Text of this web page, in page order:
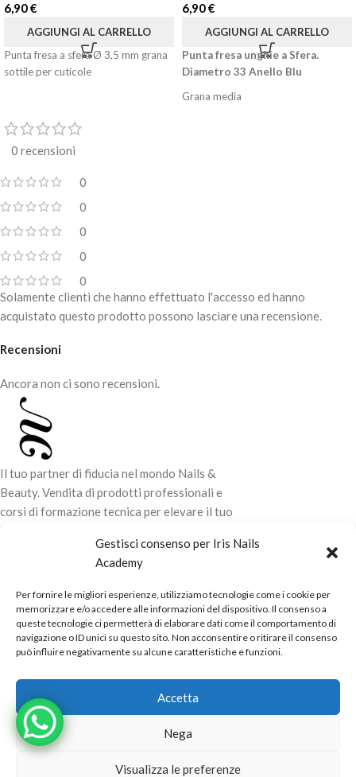
Gestisci consenso per Iris Nails
Academy
Per fornire le migliori esperienze, utilizziamo tecnologie come i cookie per
memorizzare e/o accedere alle informazioni del dispositivo. Il consenso a
queste tecnologie ci permetterà di elaborare dati come il comportamento di
navigazione o ID unici su questo sito. Non acconsentire o ritirare il consenso
può influire negativamente su alcune caratteristiche e funzioni.
Accetta
Nega
Visualizza le preferenze
6,90€
AGGIUNGI AL CARRELLO
Punta fresa a sfera Ø 3,5 mm grana
sottile per cuticole
6,90€
AGGIUNGI AL CARRELLO
Punta fresa unghie a Sfera.
Diametro 33 Anello Blu
Grana media
Per uso professionale.
0 recensioni
0
0
0
0
0
Recensioni
Ancora non ci sono recensioni.
Solamente clienti che hanno effettuato l'accesso ed hanno
acquistato questo prodotto possono lasciare una recensione.
Il tuo partner di fiducia nel mondo Nails &
Beauty. Vendita di prodotti professionali e
corsi di formazione tecnica per elevare il tuo
LINK UTILI
ORARI NEGOZIO
Powered byReal.Pro.Webcopyright© 2026 in collaborazione con
Mac Sistemi